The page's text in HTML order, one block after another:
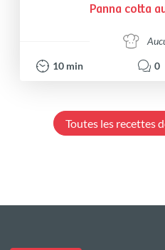
Panna cotta
10 min 0
Toutes les recettes